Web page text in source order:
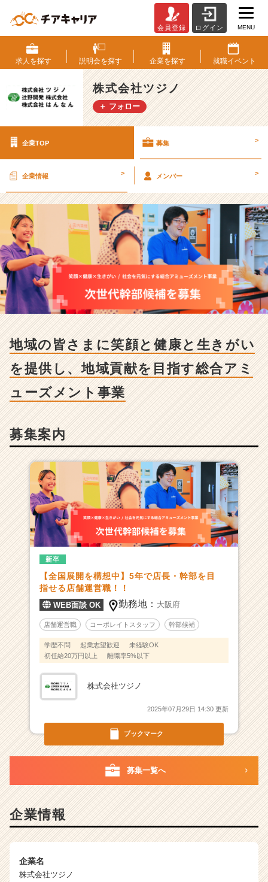
式
会
社
ツ
ジ
ノ
求
地
域
の
皆
さ
ま
顔
と
と
き
が
い
し、
地
域
貢
献
を
目
指
す
合
ア
ミ
ュ
ー
ズ
メ
ン
事
ベ
ー・
成
業
会員登録 ログイン MENU
求人を探す 説明会を探す 企業を探す 就職イベント
株式会社ツジノ
＋ フォロー
企業TOP 募集 >
企業情報 > メンバー >
地域の皆さまに笑顔と健康と生きがい
を提供し、地域貢献を目指す総合アミ
ューズメント事業
募集案内
ブックマーク
新卒
【全国展開を構想中】5年で店長・幹部を目
指せる店舗運営職！！
WEB面談 OK 勤務地： 大阪府
店舗運営職 コーポレイトスタッフ 幹部候補
学歴不問 起業志望歓迎
未経験OK
初任給20万円以上
離職率5%以下
株式会社ツジノ
2025年07月29日 14:30 更新
募集一覧へ
企業情報
企業名
株式会社ツジノ